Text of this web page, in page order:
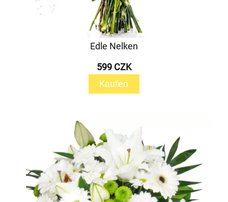
Edle Nelken
599 CZK
Kaufen